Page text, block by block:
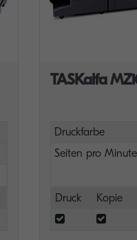
TASKalfa
Druckfarbe
Seiten pro Minute
Druck
Kopie